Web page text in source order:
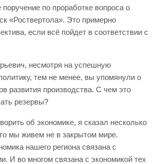
по проработке вопроса о
«Роствертола». Это примерно
если всё пойдет в соответствии с
несмотря на успешную
тем не менее, вы упомянули о
развития производства. С чем это
резервы?
об экономике, я сказал несколько
мы живем не в закрытом мире.
нашего региона связана с
И во многом связана с экономикой тех